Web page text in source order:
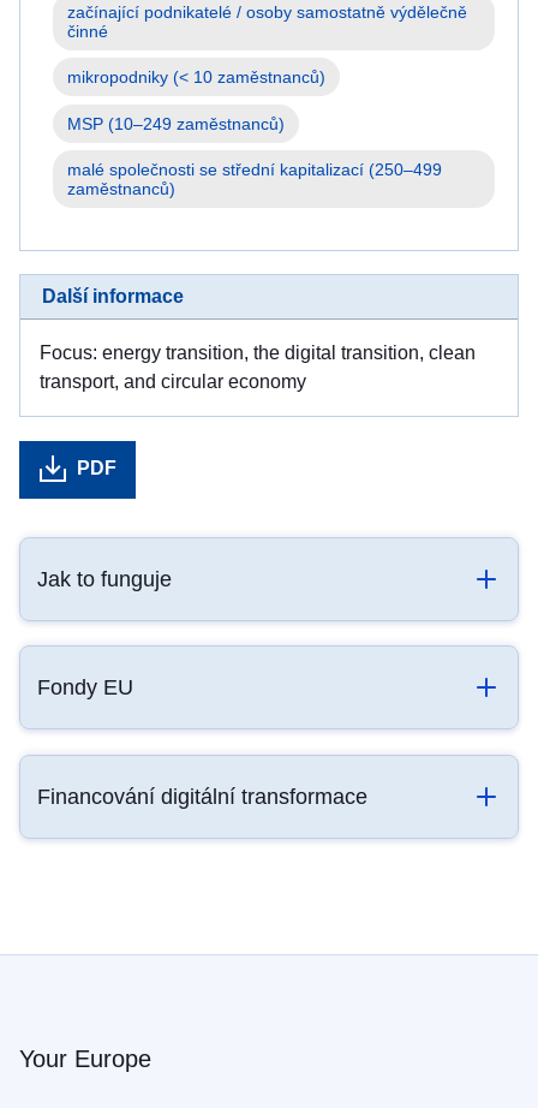
začínající podnikatelé / osoby samostatně výdělečně
mikropodniky (< 10 zaměstnanců)
MSP (10–249 zaměstnanců)
malé společnosti se střední kapitalizací (250–499
zaměstnanců)
Další informace
Focus: energy transition, the digital transition, clean
transport, and circular economy
PDF
Jak to funguje
Fondy EU
Financování digitální transformace
Your Europe